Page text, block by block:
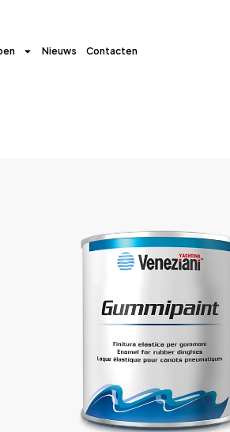
Nieuws Contacten